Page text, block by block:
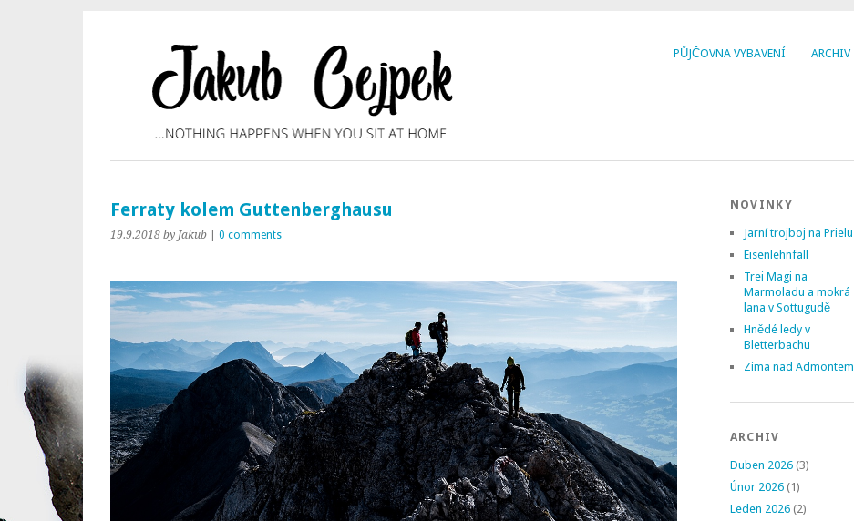
PŮJČOVNA VYBAVENÍ ARCHIV
Ferraty kolem Guttenberghausu
19.9.2018 by Jakub 0 comments
NOVINKY
Jarní trojboj na Prielu
Eisenlehnfall
Trei Magi na
Marmoladu a mokrá
lana v Sottugudě
Hnědé ledy v
Bletterbachu
Zima nad Admontem
ARCHIV
Duben 2026(3)
Únor 2026(1)
Leden 2026(2)